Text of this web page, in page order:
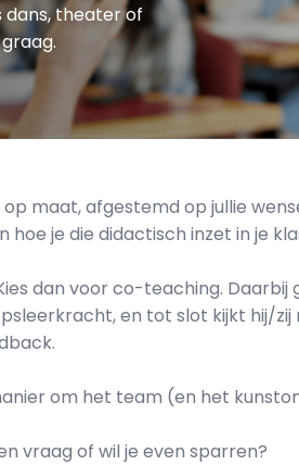
dans, theater of
maat, afgestemd op jullie
je die didactisch inzet in je
dan voor co-teaching.
en tot slot kijkt hij/
om het team (en het
vraag of wil je even sparren?